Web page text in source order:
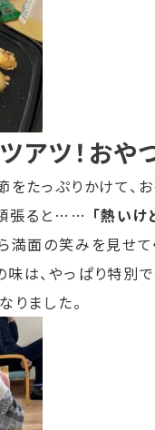
アツ！おや
をたっぷりかけて、
張ると…… 「熱いけ
満面の笑みを見せて
は、やっぱり特別
りました。